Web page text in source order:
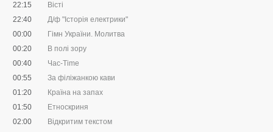
22:15
Вісті
22:40
Д/ф "Історія електрики"
00:00
Гімн України. Молитва
00:20
В полі зору
00:40
Час-Time
00:55
За філіжанкою кави
01:20
Країна на запах
01:50
Етноскриня
02:00
Відкритим текстом